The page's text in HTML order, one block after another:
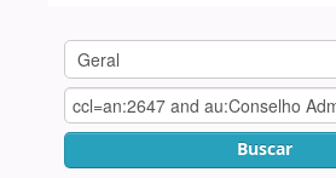
Buscar